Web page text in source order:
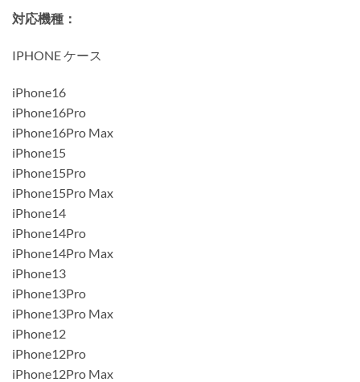
対応機種：
IPHONE ケース
iPhone16
iPhone16Pro
iPhone16Pro Max
iPhone15
iPhone15Pro
iPhone15Pro Max
iPhone14
iPhone14Pro
iPhone14Pro Max
iPhone13
iPhone13Pro
iPhone13Pro Max
iPhone12
iPhone12Pro
iPhone12Pro Max